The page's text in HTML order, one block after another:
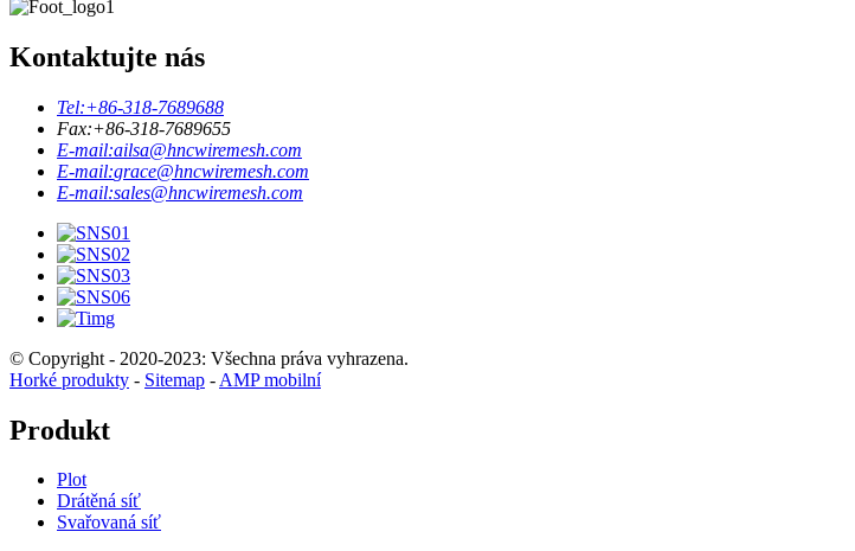
Kontaktujte nás
Tel:+86-318-7689688
Fax:+86-318-7689655
E-mail:ailsa@hncwiremesh.com
E-mail:grace@hncwiremesh.com
E-mail:sales@hncwiremesh.com
© Copyright - 2020-2023: Všechna práva vyhrazena.
Horké produkty - Sitemap - AMP mobilní
Produkt
Plot
Drátěná síť
Svařovaná síť